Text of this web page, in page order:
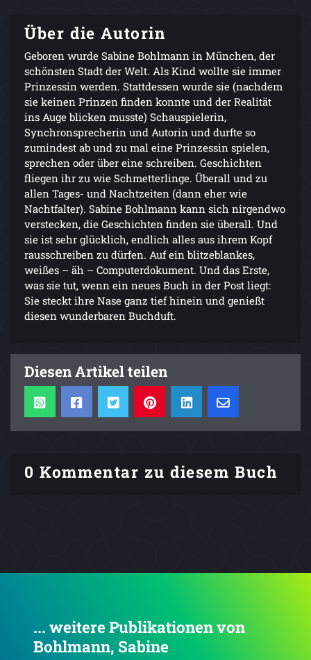
Über die Autorin
Geboren wurde Sabine Bohlmann in München, der
schönsten Stadt der Welt. Als Kind wollte sie immer
Prinzessin werden. Stattdessen wurde sie (nachdem
sie keinen Prinzen finden konnte und der Realität
ins Auge blicken musste) Schauspielerin,
Synchronsprecherin und Autorin und durfte so
zumindest ab und zu mal eine Prinzessin spielen,
sprechen oder über eine schreiben. Geschichten
fliegen ihr zu wie Schmetterlinge. Überall und zu
allen Tages- und Nachtzeiten (dann eher wie
Nachtfalter). Sabine Bohlmann kann sich nirgendwo
verstecken, die Geschichten finden sie überall. Und
sie ist sehr glücklich, endlich alles aus ihrem Kopf
rausschreiben zu dürfen. Auf ein blitzeblankes,
weißes – äh – Computerdokument. Und das Erste,
was sie tut, wenn ein neues Buch in der Post liegt:
Sie steckt ihre Nase ganz tief hinein und genießt
diesen wunderbaren Buchduft.
Diesen Artikel teilen
0 Kommentar zu diesem Buch
... weitere Publikationen von
Bohlmann, Sabine